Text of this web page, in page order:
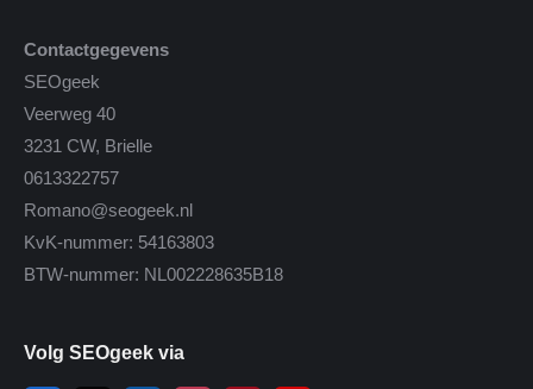
Contactgegevens
SEOgeek
Veerweg 40
3231 CW, Brielle
0613322757
Romano@seogeek.nl
KvK-nummer: 54163803
BTW-nummer: NL002228635B18
Volg SEOgeek via